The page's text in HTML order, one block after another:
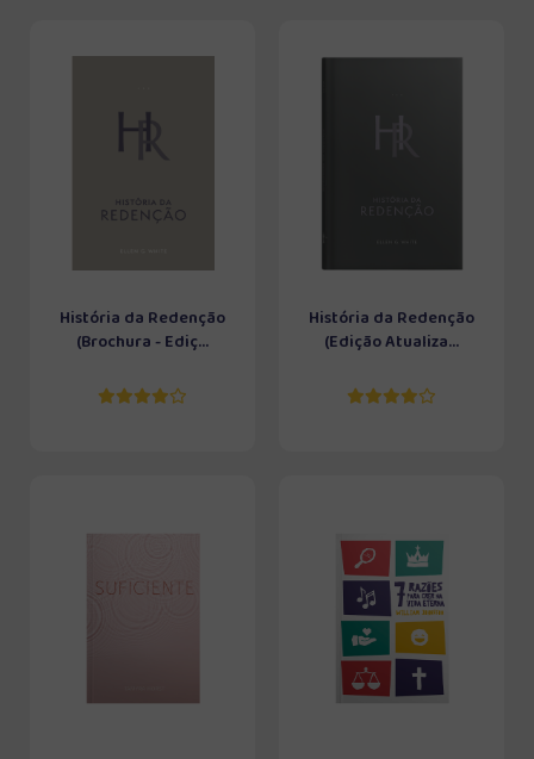
História da Redenção
(Brochura - Ediç...
História da Redenção
(Edição Atualiza...